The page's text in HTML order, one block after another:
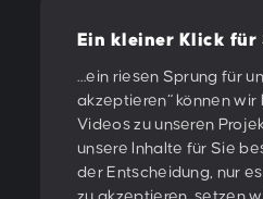
Ein kleiner Klick für
…ein riesen Sprung für
akzeptieren“ können wir
Videos zu unseren
unsere Inhalte für Sie
der Entscheidung, nur